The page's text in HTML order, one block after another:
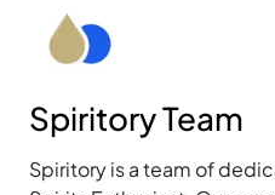
Spiritory Team
Spiritory is a team of